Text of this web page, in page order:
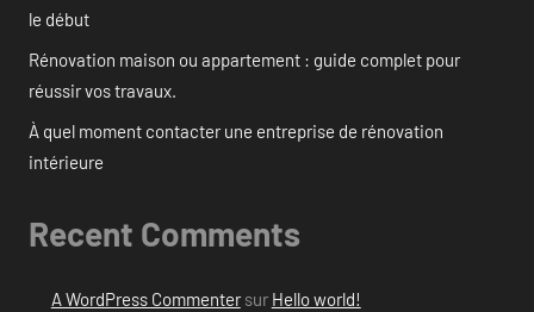
le début
Rénovation maison ou appartement : guide complet pour
réussir vos travaux.
À quel moment contacter une entreprise de rénovation
intérieure
Recent Comments
A WordPress Commentersur Hello world!